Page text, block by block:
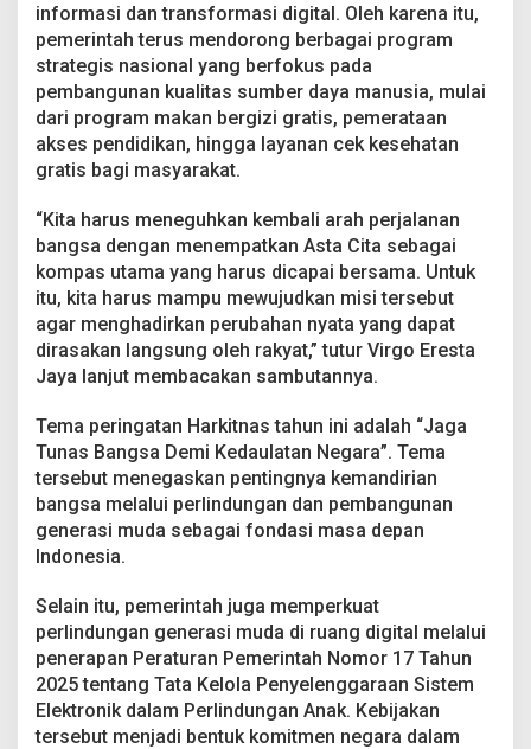
n
g
s
a
d
e
m
i
e
a
u
l
a
t
a
n
e
g
a
a
informasi dan transformasi digital. Oleh karena itu,
pemerintah terus mendorong berbagai program
strategis nasional yang berfokus pada
pembangunan kualitas sumber daya manusia, mulai
dari program makan bergizi gratis, pemerataan
akses pendidikan, hingga layanan cek kesehatan
gratis bagi masyarakat.
“Kita harus meneguhkan kembali arah perjalanan
bangsa dengan menempatkan Asta Cita sebagai
kompas utama yang harus dicapai bersama. Untuk
itu, kita harus mampu mewujudkan misi tersebut
agar menghadirkan perubahan nyata yang dapat
dirasakan langsung oleh rakyat,” tutur Virgo Eresta
Jaya lanjut membacakan sambutannya.
Tema peringatan Harkitnas tahun ini adalah “Jaga
Tunas Bangsa Demi Kedaulatan Negara”. Tema
tersebut menegaskan pentingnya kemandirian
bangsa melalui perlindungan dan pembangunan
generasi muda sebagai fondasi masa depan
Indonesia.
Selain itu, pemerintah juga memperkuat
perlindungan generasi muda di ruang digital melalui
penerapan Peraturan Pemerintah Nomor 17 Tahun
2025 tentang Tata Kelola Penyelenggaraan Sistem
Elektronik dalam Perlindungan Anak. Kebijakan
tersebut menjadi bentuk komitmen negara dalam